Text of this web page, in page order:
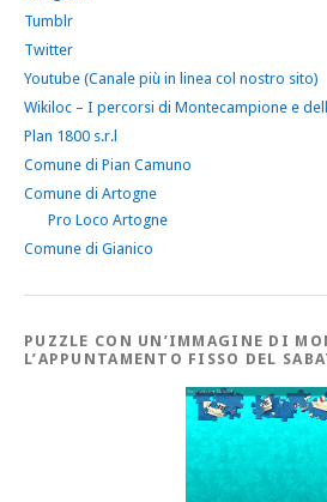
Tumblr
Twitter
Youtube (Canale più in linea col nostro sito)
Wikiloc – I percorsi di Montecampione e
Plan 1800 s.r.l
Comune di Pian Camuno
Comune di Artogne
Pro Loco Artogne
Comune di Gianico
PUZZLE CON UN’IMMAGINE DI
L’APPUNTAMENTO FISSO DEL